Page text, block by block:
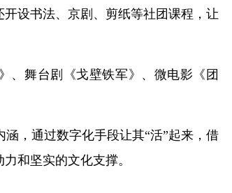
设书法、京剧、剪纸等社团课程，让
、舞台剧《戈壁铁军》、微电影《团
，通过数字化手段让其“活”起来，借
和坚实的文化支撑。